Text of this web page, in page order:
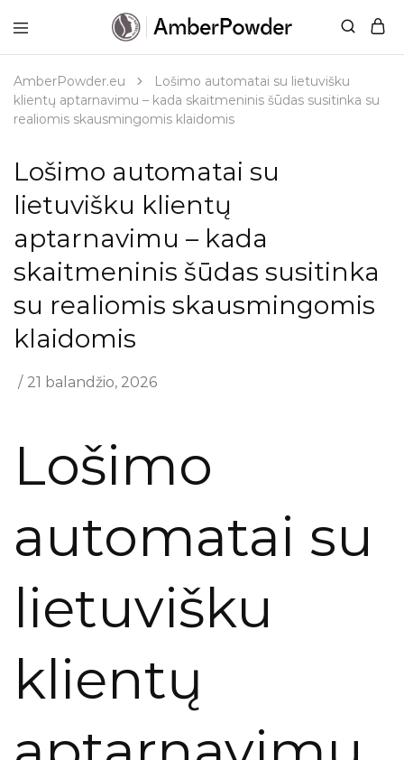
AmberPowder.eu
sprendimas
AmberPowder.eu
Lošimo automatai su lietuvišku
klientų aptarnavimu – kada skaitmeninis šūdas susitinka su
realiomis skausmingomis klaidomis
Lošimo automatai su
lietuvišku klientų
aptarnavimu – kada
skaitmeninis šūdas susitinka
su realiomis skausmingomis
klaidomis
21 balandžio, 2026
Lošimo
automatai su
lietuvišku
klientų